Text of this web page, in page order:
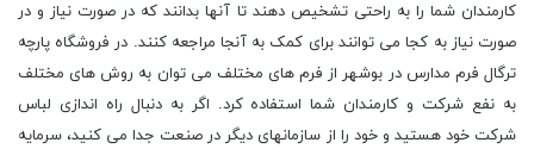
کارمندان شما را به راحتی تشخیص دهند تا آنها بدانند که در صورت نیاز و در
صورت نیاز به کجا می توانند برای کمک به آنجا مراجعه کنند. در فروشگاه پارچه
ترگال فرم مدارس در بوشهر از فرم های مختلف می توان به روش های مختلف
به نفع شرکت و کارمندان شما استفاده کرد. اگر به دنبال راه اندازی لباس
شرکت خود هستید و خود را از سازمانهای دیگر در صنعت جدا می کنید، سرمایه